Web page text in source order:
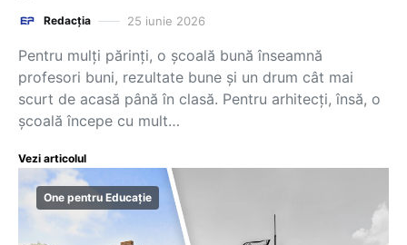
Redacția 25 iunie 2026
Pentru mulți părinți, o școală bună înseamnă
profesori buni, rezultate bune și un drum cât mai
scurt de acasă până în clasă. Pentru arhitecți, însă, o
școală începe cu mult…
Vezi articolul
One pentru Educație